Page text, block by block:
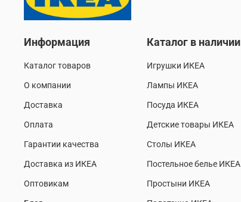
Информация
Каталог товаров
О компании
Доставка
Оплата
Гарантии качества
Доставка из ИКЕА
Оптовикам
Каталог в наличии
Игрушки ИКЕА
Лампы ИКЕА
Посуда ИКЕА
Детские товары ИКЕА
Столы ИКЕА
Постельное белье ИКЕА
Простыни ИКЕА